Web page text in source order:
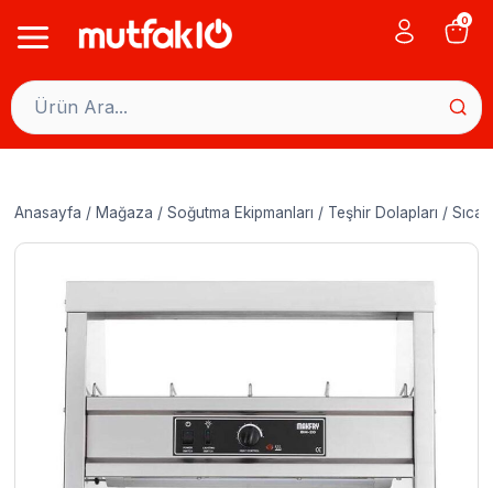
0
Anasayfa / Mağaza / Soğutma Ekipmanları / Teşhir Dolapları /